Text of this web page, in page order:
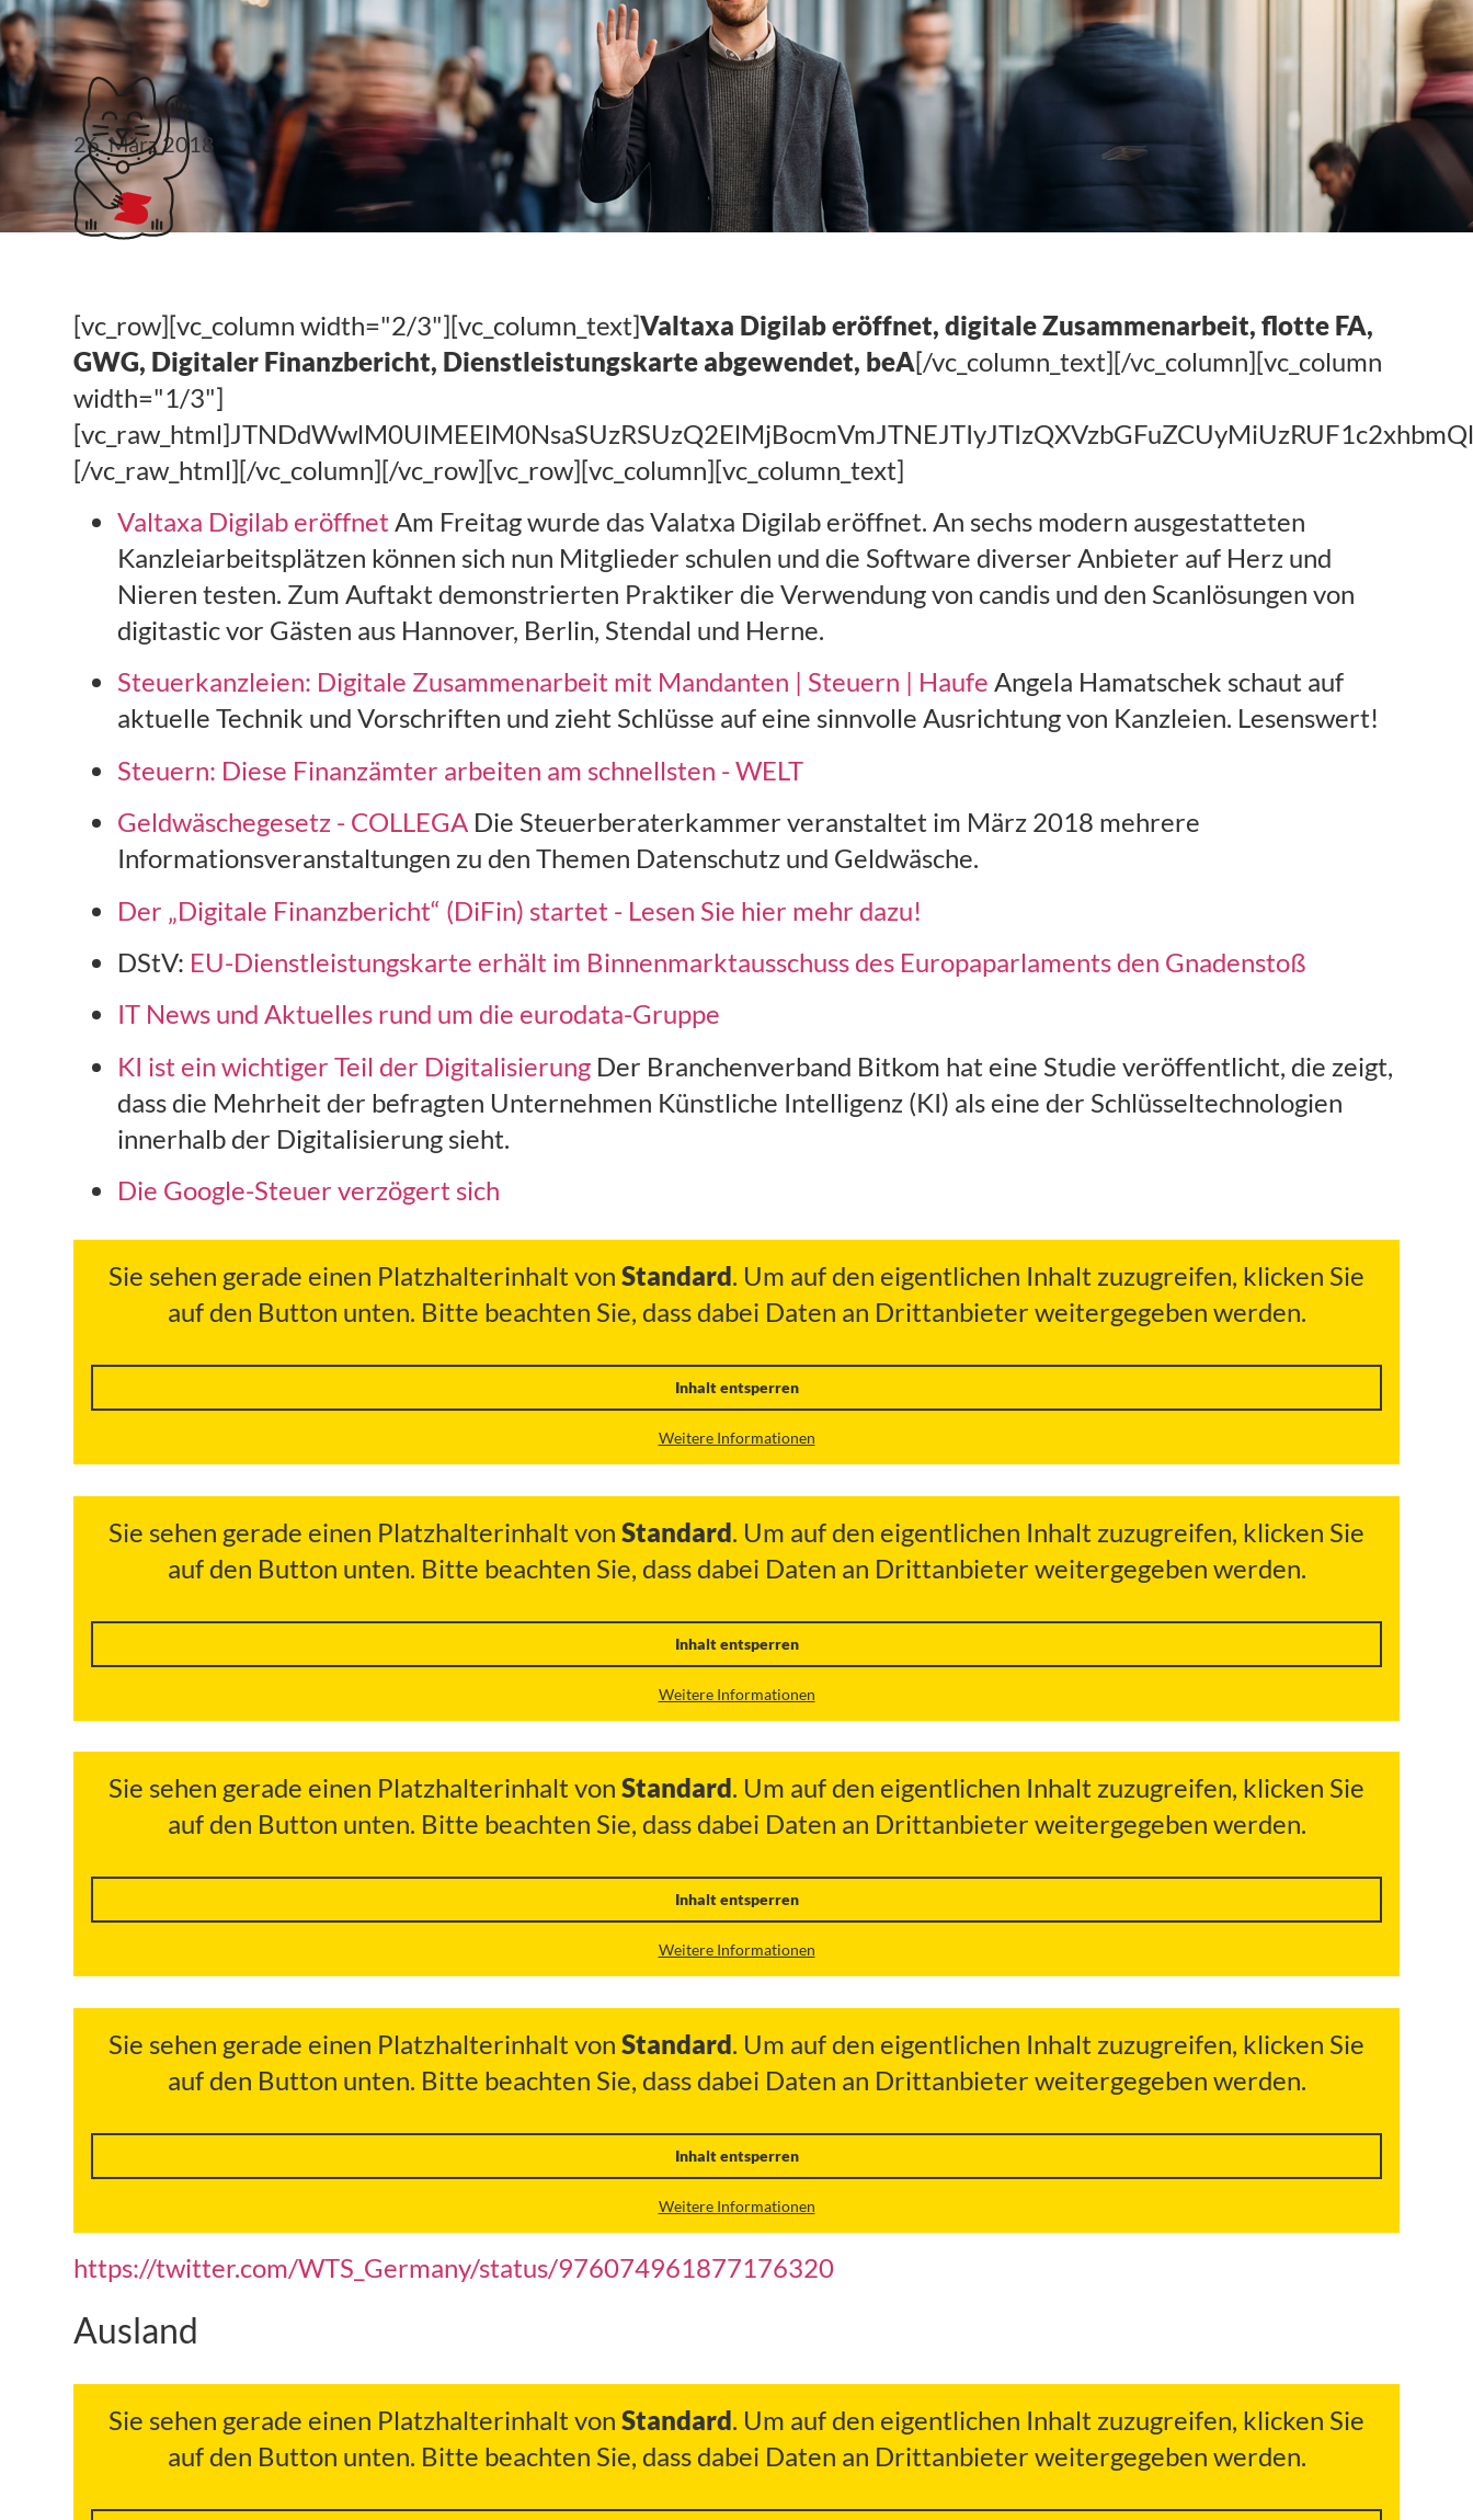
#steuerlinks 13. KW
26. März 2018
[vc_row][vc_column width="2/3"][vc_column_text]Valtaxa Digilab eröffnet, digitale Zusammenarbeit, flotte FA,
GWG, Digitaler Finanzbericht, Dienstleistungskarte abgewendet, beA[/vc_column_text][/vc_column][vc_column
width="1/3"]
[/vc_raw_html][/vc_column][/vc_row][vc_row][vc_column][vc_column_text]
Valtaxa Digilab eröffnetAm Freitag wurde das Valatxa Digilab eröffnet. An sechs modern ausgestatteten
Kanzleiarbeitsplätzen können sich nun Mitglieder schulen und die Software diverser Anbieter auf Herz und
Nieren testen. Zum Auftakt demonstrierten Praktiker die Verwendung von candis und den Scanlösungen von
digitastic vor Gästen aus Hannover, Berlin, Stendal und Herne.
Steuerkanzleien: Digitale Zusammenarbeit mit Mandanten | Steuern | Haufe Angela Hamatschek schaut auf
aktuelle Technik und Vorschriften und zieht Schlüsse auf eine sinnvolle Ausrichtung von Kanzleien. Lesenswert!
Steuern: Diese Finanzämter arbeiten am schnellsten - WELT
Geldwäschegesetz - COLLEGA Die Steuerberaterkammer veranstaltet im März 2018 mehrere
Informationsveranstaltungen zu den Themen Datenschutz und Geldwäsche.
Der „Digitale Finanzbericht“ (DiFin) startet - Lesen Sie hier mehr dazu!
DStV: EU-Dienstleistungskarte erhält im Binnenmarktausschuss des Europaparlaments den Gnadenstoß
IT News und Aktuelles rund um die eurodata-Gruppe
KI ist ein wichtiger Teil der Digitalisierung Der Branchenverband Bitkom hat eine Studie veröffentlicht, die zeigt,
dass die Mehrheit der befragten Unternehmen Künstliche Intelligenz (KI) als eine der Schlüsseltechnologien
innerhalb der Digitalisierung sieht.
Die Google-Steuer verzögert sich
Sie sehen gerade einen Platzhalterinhalt von Standard. Um auf den eigentlichen Inhalt zuzugreifen, klicken Sie
auf den Button unten. Bitte beachten Sie, dass dabei Daten an Drittanbieter weitergegeben werden.
Inhalt entsperren
Weitere Informationen
Sie sehen gerade einen Platzhalterinhalt von Standard. Um auf den eigentlichen Inhalt zuzugreifen, klicken Sie
auf den Button unten. Bitte beachten Sie, dass dabei Daten an Drittanbieter weitergegeben werden.
Inhalt entsperren
Weitere Informationen
Sie sehen gerade einen Platzhalterinhalt von Standard. Um auf den eigentlichen Inhalt zuzugreifen, klicken Sie
auf den Button unten. Bitte beachten Sie, dass dabei Daten an Drittanbieter weitergegeben werden.
Inhalt entsperren
Weitere Informationen
Sie sehen gerade einen Platzhalterinhalt von Standard. Um auf den eigentlichen Inhalt zuzugreifen, klicken Sie
auf den Button unten. Bitte beachten Sie, dass dabei Daten an Drittanbieter weitergegeben werden.
Inhalt entsperren
Weitere Informationen
https://twitter.com/WTS_Germany/status/976074961877176320
Ausland
Sie sehen gerade einen Platzhalterinhalt von Standard. Um auf den eigentlichen Inhalt zuzugreifen, klicken Sie
auf den Button unten. Bitte beachten Sie, dass dabei Daten an Drittanbieter weitergegeben werden.